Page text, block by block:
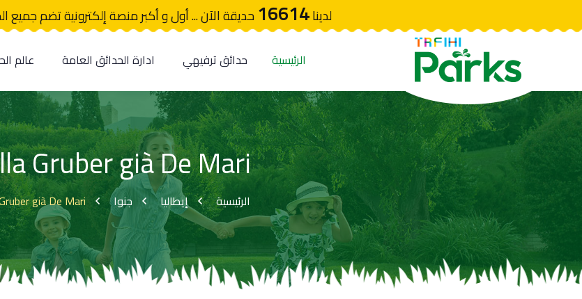
لدينا16614حديقة الآن ... أول و أكبر منصة إلكترونية تضم جميع
الرئيسية حدائق ترفيهي ادارة الحدائق العامة عالم
Gruber già De Mari
الرئيسية إيطاليا جنوا già De Mari